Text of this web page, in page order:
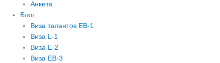
Анкета
Блог
Виза талантов EB-1
Виза L-1
Виза E-2
Виза EB-3